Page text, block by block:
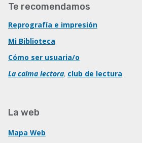
Te recomendamos
Reprografía e impresión
Mi Biblioteca
Cómo ser usuaria/o
La calma lectora, club de lectura
La web
Mapa Web